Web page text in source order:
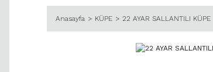
Anasayfa KÜPE 22 AYAR SALLANTILI KÜPE